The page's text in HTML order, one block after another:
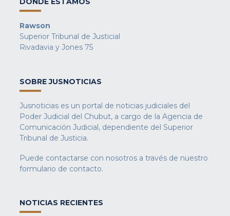
Rawson
Superior Tribunal de Justicial
Rivadavia y Jones 75
SOBRE JUSNOTICIAS
Jusnoticias es un portal de noticias judiciales del
Poder Judicial del Chubut, a cargo de la Agencia de
Comunicación Judicial, dependiente del Superior
Tribunal de Justicia.
Puede contactarse con nosotros a través de nuestro
formulario de contacto.
NOTICIAS RECIENTES